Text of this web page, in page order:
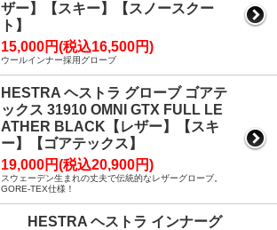
ザー】【スキー】【スノースクー
ト】
15,000円(税込16,500円)
ウールインナー採用グローブ
HESTRA ヘストラ グローブ ゴアテ
ックス 31910 OMNI GTX FULL LE
ATHER BLACK【レザー】【スキ
ー】【ゴアテックス】
19,000円(税込20,900円)
スウェーデン生まれの丈夫で伝統的なレザーグローブ。
GORE-TEX仕様！
HESTRA ヘストラ インナーグ